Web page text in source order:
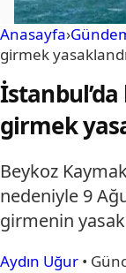
Anasayfa›
girmek yasaklandı
girmek
Beykoz
nedeniyle 9
girmenin
Aydın Uğur •